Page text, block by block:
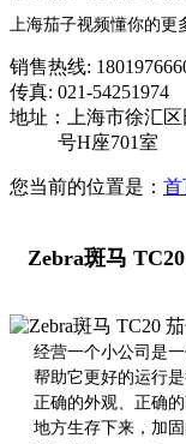
上海茄子视频懂你的更
销售热线:
传真: 021-54251974
地址：上海市徐汇
号H座701室
您当前的位置是： 首
Zebra斑马
经营一个小公司是一
帮助它更好的运行是
正确的外观、正
地方生存下来，加